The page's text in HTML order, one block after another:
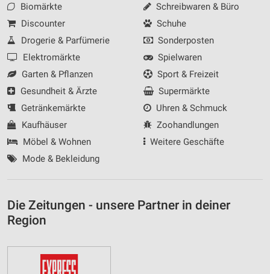
Biomärkte
Discounter
Drogerie & Parfümerie
Elektromärkte
Garten & Pflanzen
Gesundheit & Ärzte
Getränkemärkte
Kaufhäuser
Möbel & Wohnen
Mode & Bekleidung
Schreibwaren & Büro
Schuhe
Sonderposten
Spielwaren
Sport & Freizeit
Supermärkte
Uhren & Schmuck
Zoohandlungen
Weitere Geschäfte
Die Zeitungen - unsere Partner in deiner
Region